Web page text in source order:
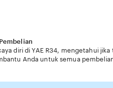
diri di YAE R34, mengetahui jika
Anda untuk semua